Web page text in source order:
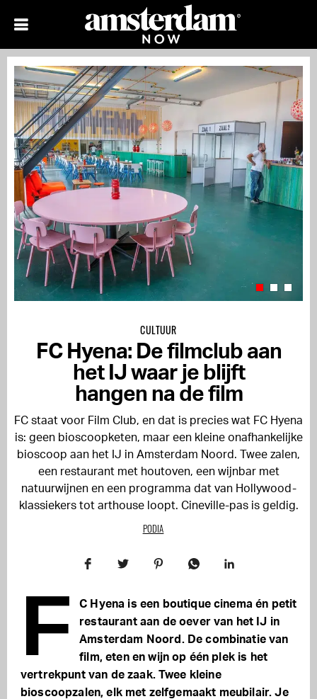
CULTUUR
FC Hyena: De filmclub aan
het IJ waar je blijft
hangen na de film
FC staat voor Film Club, en dat is precies wat FC Hyena
is: geen bioscoopketen, maar een kleine onafhankelijke
bioscoop aan het IJ in Amsterdam Noord. Twee zalen,
een restaurant met houtoven, een wijnbar met
natuurwijnen en een programma dat van Hollywood-
klassiekers tot arthouse loopt. Cineville-pas is geldig.
PODIA
F
C Hyena is een boutique cinema én petit
restaurant aan de oever van het IJ in
Amsterdam Noord. De combinatie van
film, eten en wijn op één plek is het
vertrekpunt van de zaak. Twee kleine
bioscoopzalen, elk met zelfgemaakt meubilair. Je